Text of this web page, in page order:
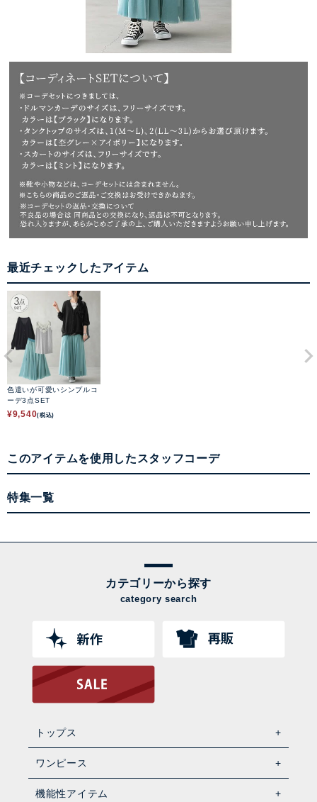
最近チェックしたアイテム
色遣いが可愛いシンプルコ
ーデ3点SET
¥9,540(税込)
このアイテムを使用したスタッフコーデ
特集一覧
カテゴリーから探す
category search
トップス
ワンピース
機能性アイテム